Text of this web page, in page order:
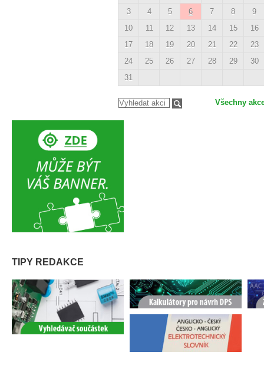
3
4 5 6 7 8
9
10
11 12 13 14 15
16
17
18 19 20 21 22
23
24
25 26 27 28 29
30
31
Všechny
TIPY REDAKCE